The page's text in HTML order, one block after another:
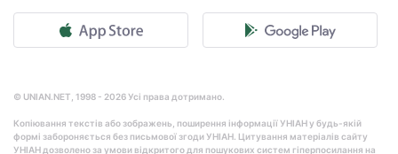
© UNIAN.NET, 1998 - 2026 Усі права дотримано.
Копіювання текстів або зображень, поширення інформації УНІАН у будь-якій
формі забороняється без письмової згоди УНІАН. Цитування матеріалів сайту
УНІАН дозволено за умови відкритого для пошукових систем гіперпосилання на